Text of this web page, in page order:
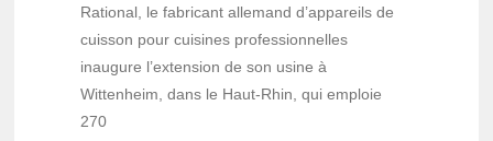
Rational, le fabricant allemand d’appareils de
cuisson pour cuisines professionnelles
inaugure l’extension de son usine à
Wittenheim, dans le Haut-Rhin, qui emploie
270